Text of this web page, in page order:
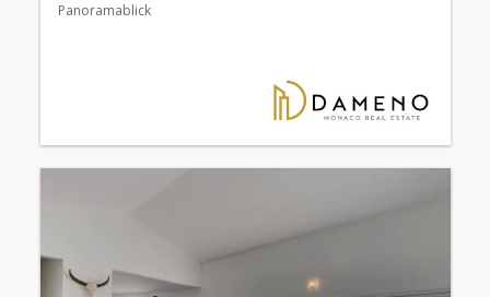
Panoramablick